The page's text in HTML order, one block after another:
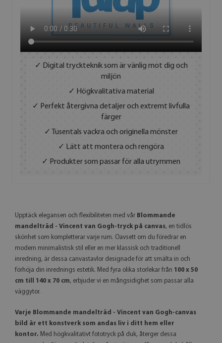
✓ Digital tryckteknik som är vänlig mot dig och
miljön
✓ Högkvalitativa material
✓ Perfekt återgivna detaljer och extremt livfulla
färger
✓ Tusentals vackra och originella mönster
✓ Lätt att montera och rengöra
✓ Produkter som passar för alla utrymmen
Upptäck elegansen och flexibiliteten med vår Blommande
mandelträd - Vincent van Gogh-tryck på canvas, en tidlös
skönhet som kompletterar varje rum. Oavsett om du föredrar en
modern minimalistisk stil eller en mer klassisk och traditionell
inredning, är dessa canvastavlor designade för att smälta in och
förhöja din inrednings estetik. Med fyra olika storlekar från 100 x 50
cm till 140 x 70 cm, erbjuder vi en mångsidighet som passar alla
väggytor.
Varje Blommande mandelträd - Vincent van Gogh-canvas
bild är ett konstverk som andas liv i ditt hem eller
kontor. Med högkvalitativt fototryck på duk, återger dessa